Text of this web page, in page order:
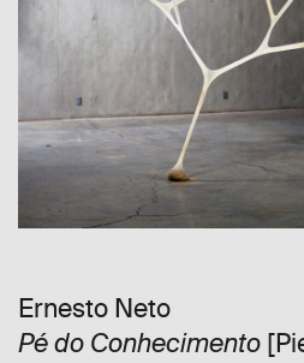
Ernesto Neto
Pé do Conhecimento